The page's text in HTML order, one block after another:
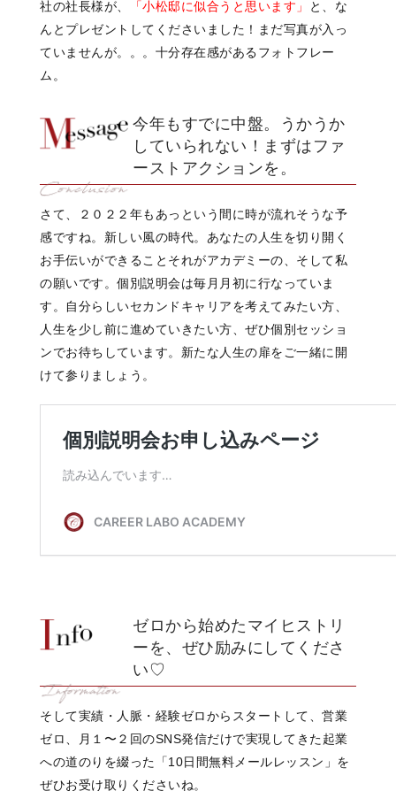
社の社長様が、
「小松邸に似合うと思います」
と、な
んとプレゼントしてくださいました！まだ写真が入っ
ていませんが。。。十分存在感があるフォトフレー
ム。
今年もすでに中盤。うかうか
していられない！まずはファ
ーストアクションを。
さて、２０２２年もあっという間に時が流れそうな予
感ですね。新しい風の時代。あなたの 人生を切り開く
お手伝いができること それがアカデミーの、そして私
の願いです。 個別説明会は毎月月初に行なっていま
す。
自分らしいセカンドキャリアを考えてみたい方、
人生を少し前に進めていきたい方、ぜひ個別セッショ
ンでお待ちしています。新たな人生の扉をご一緒に開
けて参りましょう。
ゼロから始めたマイヒストリ
ーを、ぜひ励みにしてくださ
い♡
そして実績・人脈・経験ゼロからスタートして、営業
ゼロ、月１〜２回のSNS発信だけで実現してきた起業
への道のりを綴った「10日間無料メールレッスン」を
ぜひお受け取りくださいね。